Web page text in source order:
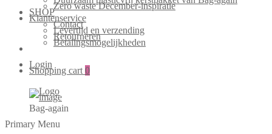
Zero waste December-inspiratie
SHOP
Klantenservice
Contact
Levertijd en verzending
Retourneren
Betalingsmogelijkheden
Login
Shopping cart 0
Bag-again
Primary Menu